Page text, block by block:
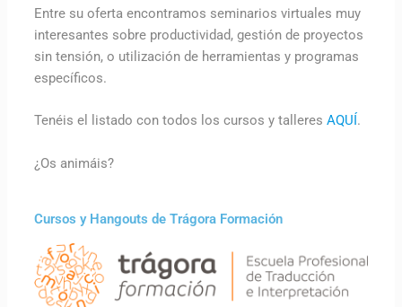
Entre su oferta encontramos seminarios virtuales muy
interesantes sobre productividad, gestión de proyectos
sin tensión, o utilización de herramientas y programas
específicos.
Tenéis el listado con todos los cursos y talleres AQUÍ .
¿Os animáis?
Cursos y Hangouts de Trágora Formación